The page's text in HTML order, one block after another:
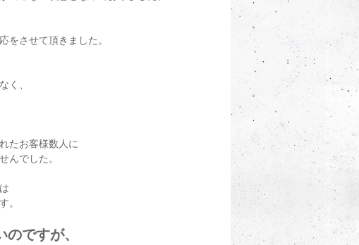
をさせて頂きました。
く、
たお客様数人に
んでした。
。
ですが、